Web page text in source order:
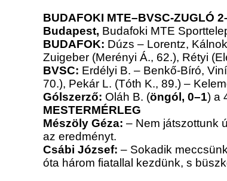
BUDAFOKI MTE–BVSC-ZUGLÓ
Budapest, Budafoki MTE
BUDAFOK: Dúzs – Lorentz,
Zuigeber (Merényi Á., 62.), Rétyi
BVSC: Erdélyi B. – Benkő-Bíró,
70.), Pekár L. (Tóth K., 89.) –
Gólszerző: Oláh B. (öngól, 0–1) a
MESTERMÉRLEG
Mészöly Géza: – Nem játszottunk
az eredményt.
Csábi József: – Sokadik
óta három fiatallal kezdünk, s